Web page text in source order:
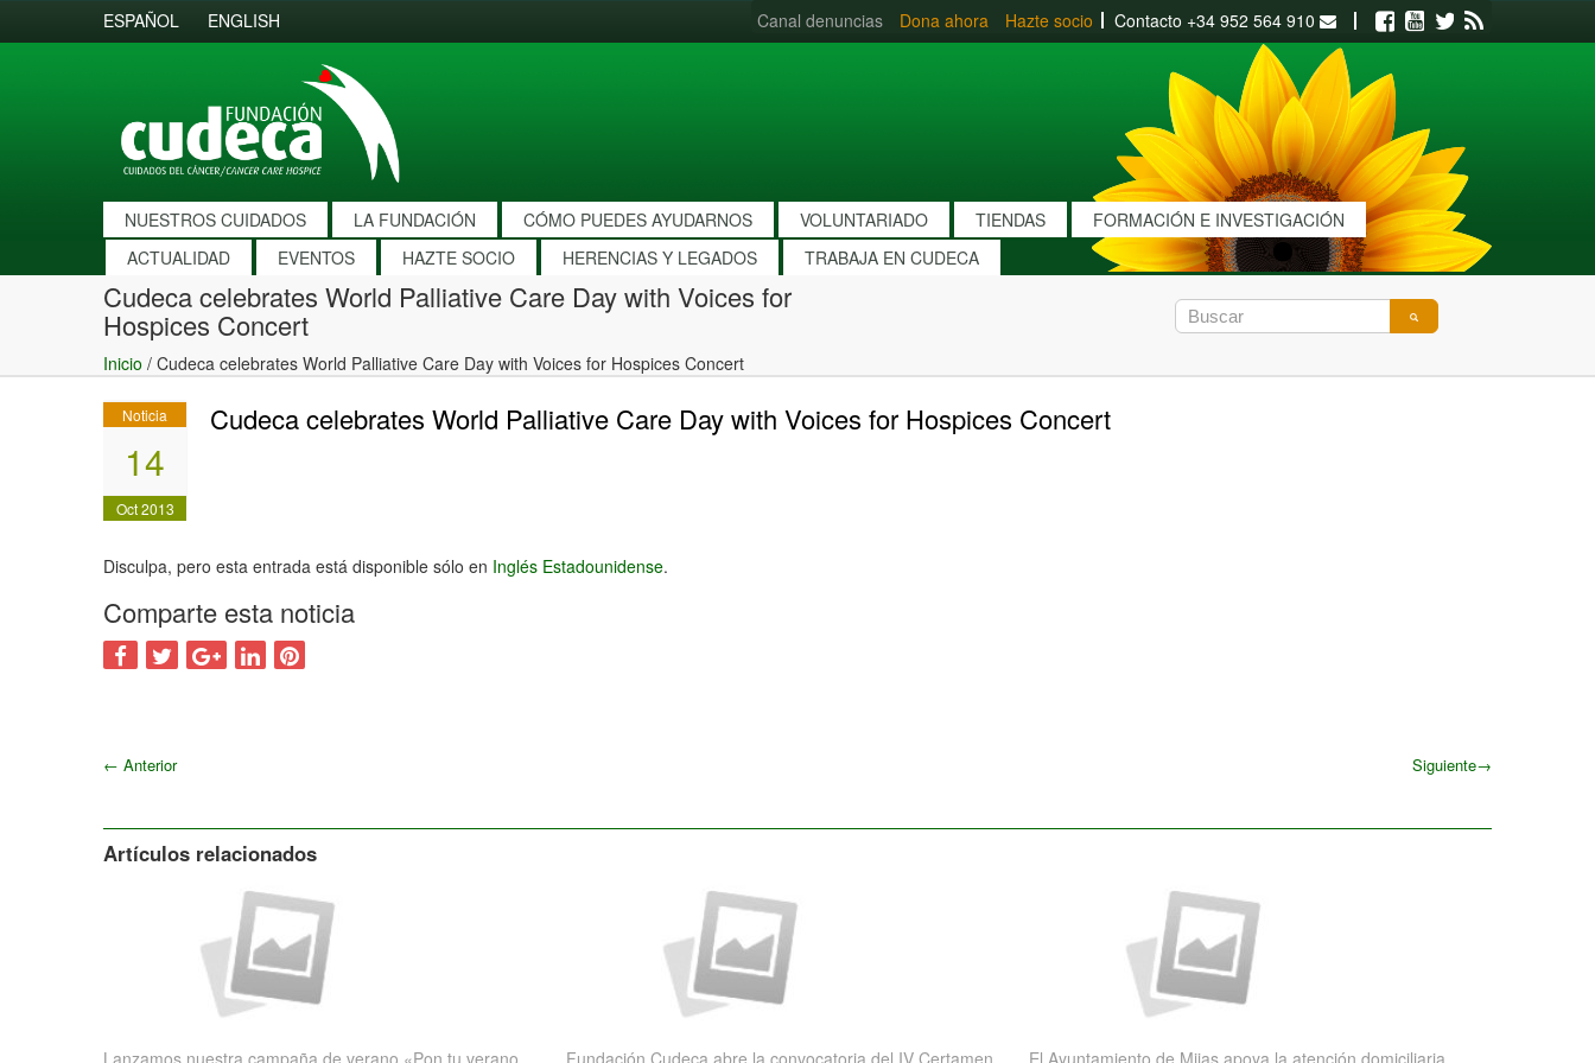
ESPAÑOL ENGLISH Canal denuncias Dona ahora Hazte socio Contacto +34 952 564 910 Facebook
Youtube
Twitter
NUESTROS CUIDADOS LA FUNDACIÓN CÓMO PUEDES AYUDARNOS VOLUNTARIADO TIENDAS
FORMACIÓN E INVESTIGACIÓN
ACTUALIDAD
EVENTOS HAZTE SOCIO HERENCIAS Y LEGADOS TRABAJA EN CUDECA
Cudeca celebrates World Palliative Care Day with Voices for
Hospices Concert
Inicio / Cudeca celebrates World Palliative Care Day with Voices for Hospices Concert
Noticia
14
Oct 2013
Cudeca celebrates World Palliative Care Day with Voices for Hospices Concert
Disculpa, pero esta entrada está disponible sólo en Inglés Estadounidense.
Comparte esta noticia
← Anterior Siguiente→
Artículos relacionados
Lanzamos nuestra campaña de verano «Pon tu verano
Fundación Cudeca abre la convocatoria del IV Certamen
El Ayuntamiento de Mijas apoya la atención domiciliaria